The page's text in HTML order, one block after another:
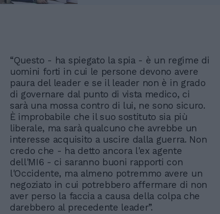
“Questo - ha spiegato la spia - è un regime di
uomini forti in cui le persone devono avere
paura del leader e se il leader non è in grado
di governare dal punto di vista medico, ci
sarà una mossa contro di lui, ne sono sicuro.
È improbabile che il suo sostituto sia più
liberale, ma sarà qualcuno che avrebbe un
interesse acquisito a uscire dalla guerra. Non
credo che - ha detto ancora l'ex agente
dell'MI6 - ci saranno buoni rapporti con
l'Occidente, ma almeno potremmo avere un
negoziato in cui potrebbero affermare di non
aver perso la faccia a causa della colpa che
darebbero al precedente leader”.